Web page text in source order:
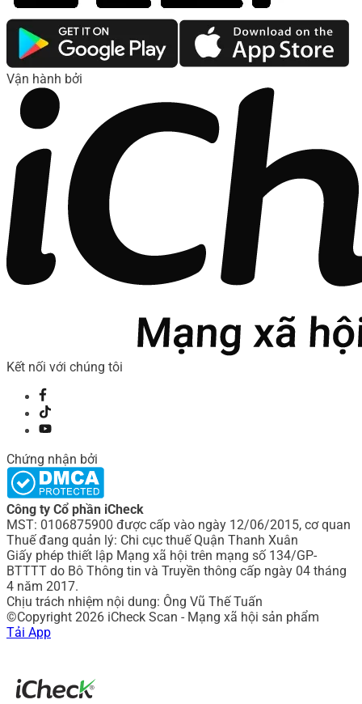
Vận hành bởi
Kết nối với chúng tôi
Chứng nhận bởi
Công ty Cổ phần iCheck
MST: 0106875900 được cấp vào ngày 12/06/2015, cơ quan
Thuế đang quản lý: Chi cục thuế Quận Thanh Xuân
Giấy phép thiết lập Mạng xã hội trên mạng số 134/GP-
BTTTT do Bô Thông tin và Truyền thông cấp ngày 04 tháng
4 năm 2017.
Chịu trách nhiệm nội dung: Ông Vũ Thế Tuấn
©Copyright 2026 iCheck Scan - Mạng xã hội sản phẩm
Tải App